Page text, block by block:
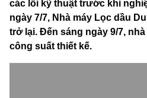
các lỗi kỹ thuật trước khi
ngày 7/7, Nhà máy Lọc dầu
trở lại. Đến sáng ngày 9/7,
công suất thiết kế.